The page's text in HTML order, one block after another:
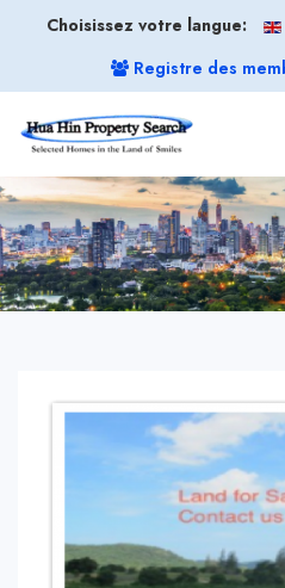
Choisissez votre langue:
Registre des